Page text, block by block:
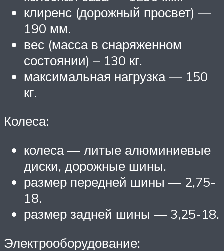
клиренс (дорожный просвет) —
190 мм.
вес (масса в снаряженном
состоянии) – 130 кг.
максимальная нагрузка — 150
кг.
Колеса:
колеса — литые алюминиевые
диски, дорожные шины.
размер передней шины — 2,75-
18.
размер задней шины — 3,25-18.
Электрооборудование: